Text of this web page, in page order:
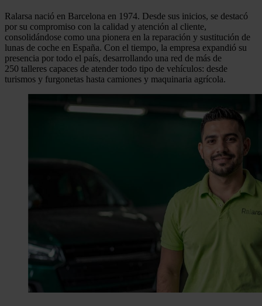
Ralarsa nació en Barcelona en 1974. Desde sus inicios, se destacó
por su compromiso con la calidad y atención al cliente,
consolidándose como una pionera en la reparación y sustitución de
lunas de coche en España. Con el tiempo, la empresa expandió su
presencia por todo el país, desarrollando una red de más de
250 talleres capaces de atender todo tipo de vehículos: desde
turismos y furgonetas hasta camiones y maquinaria agrícola.